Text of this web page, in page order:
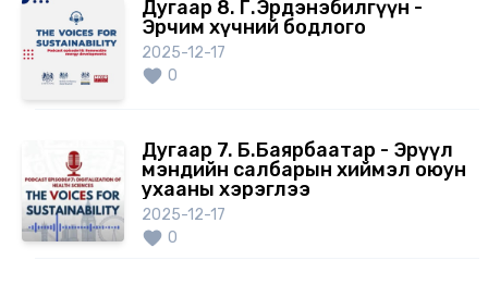
Дугаар 8. Г.Эрдэнэбилгүүн -
Эрчим хүчний бодлого
2025-12-17
0
Дугаар 7. Б.Баярбаатар - Эрүүл
мэндийн салбарын хиймэл оюун
ухааны хэрэглээ
2025-12-17
0